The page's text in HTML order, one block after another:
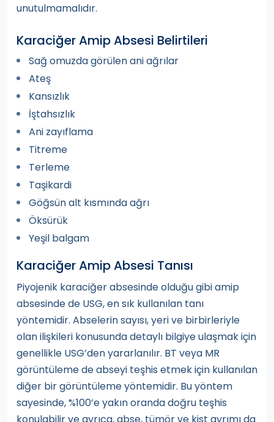
unutulmamalıdır.
Karaciğer Amip Absesi Belirtileri
Sağ omuzda görülen ani ağrılar
Ateş
Kansızlık
İştahsızlık
Ani zayıflama
Titreme
Terleme
Taşikardi
Göğsün alt kısmında ağrı
Öksürük
Yeşil balgam
Karaciğer Amip Absesi Tanısı
Piyojenik karaciğer absesinde olduğu gibi amip
absesinde de USG, en sık kullanılan tanı
yöntemidir. Abselerin sayısı, yeri ve birbirleriyle
olan ilişkileri konusunda detaylı bilgiye ulaşmak için
genellikle USG’den yararlanılır. BT veya MR
görüntüleme de abseyi teşhis etmek için kullanılan
diğer bir görüntüleme yöntemidir. Bu yöntem
sayesinde, %100’e yakın oranda doğru teşhis
konulabilir ve ayrıca, abse, tümör ve kist ayrımı da